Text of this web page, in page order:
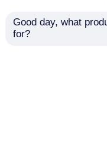
Good day, what
for?